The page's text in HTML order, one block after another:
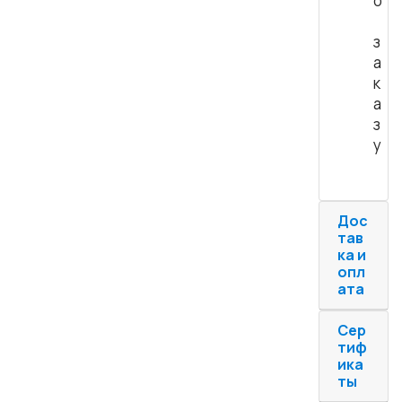
з
а
к
а
з
у
Дос
тав
ка и
опл
ата
Сер
тиф
ика
ты